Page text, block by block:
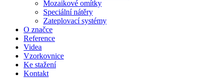
Mozaikové omítky
Speciální nátěry
Zateplovací systémy
O značce
Reference
Videa
Vzorkovnice
Ke stažení
Kontakt